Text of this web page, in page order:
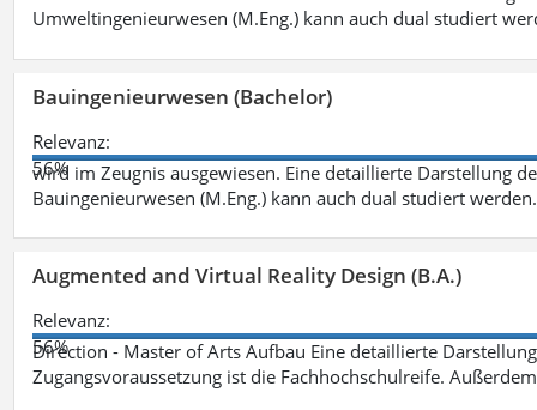
Umweltingenieurwesen (M.Eng.) kann auch dual studiert
Bauingenieurwesen (Bachelor)
Relevanz:
56%
wird im Zeugnis ausgewiesen. Eine detaillierte Darstellung
Bauingenieurwesen (M.Eng.) kann auch dual studiert
Augmented and Virtual Reality Design (B.A.)
Relevanz:
56%
Direction - Master of Arts Aufbau Eine detaillierte
Zugangsvoraussetzung ist die Fachhochschulreife.